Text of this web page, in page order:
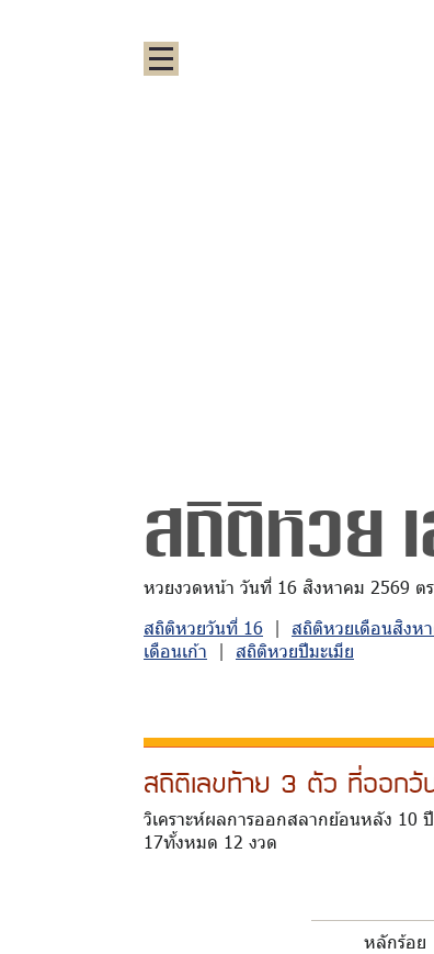
สถิติหวย
หวยงวดหน้า วันที่ 16 สิงหาคม 2569 ต
สถิติหวยวันที่ 16 | สถิติหวยเดือนสิงห
เดือนเก้า | สถิติหวยปีมะเมีย
สถิติเลขท้าย 3 ตัว ที่ออก
วิเคราะห์ผลการออกสลากย้อนหลัง 10
17ทั้งหมด 12 งวด
หลักร้อย